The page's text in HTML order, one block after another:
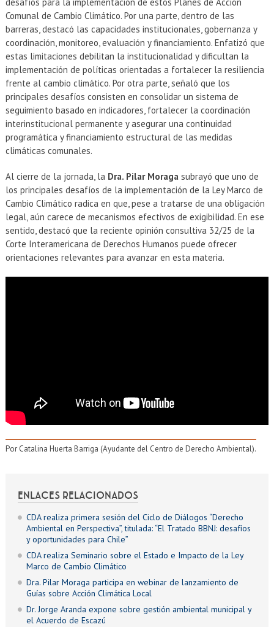
ENLACES RELACIONADOS
CDA realiza primera sesión del Ciclo de Diálogos “Derecho
Ambiental en Perspectiva”, titulada: “El Tratado BBNJ: desafíos
y oportunidades para Chile”
CDA realiza Seminario sobre el Estado e Impacto de la Ley
Marco de Cambio Climático
Dra. Pilar Moraga participa en webinar de lanzamiento de
Guías sobre Acción Climática Local
Dr. Jorge Aranda expone sobre gestión ambiental municipal y
el Acuerdo de Escazú
Comunal de Cambio Climático. Por una parte, dentro de las
barreras, destacó las capacidades institucionales, gobernanza y
coordinación, monitoreo, evaluación y financiamiento. Enfatizó que
estas limitaciones debilitan la institucionalidad y dificultan la
implementación de políticas orientadas a fortalecer la resiliencia
frente al cambio climático. Por otra parte, señaló que los
principales desafíos consisten en consolidar un sistema de
seguimiento basado en indicadores, fortalecer la coordinación
interinstitucional permanente y asegurar una continuidad
programática y financiamiento estructural de las medidas
climáticas comunales.
Al cierre de la jornada, la Dra. Pilar Moragasubrayó que uno de
los principales desafíos de la implementación de la Ley Marco de
Cambio Climático radica en que, pese a tratarse de una obligación
legal, aún carece de mecanismos efectivos de exigibilidad. En ese
sentido, destacó que la reciente opinión consultiva 32/25 de la
Corte Interamericana de Derechos Humanos puede ofrecer
orientaciones relevantes para avanzar en esta materia.
Por Catalina Huerta Barriga (Ayudante del Centro de Derecho Ambiental).